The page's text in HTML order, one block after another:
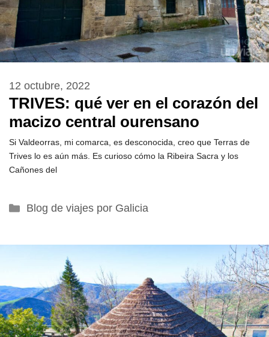
TRIVES: qué ver en el corazón del
macizo central ourensano
12 octubre, 2022
Si Valdeorras, mi comarca, es desconocida, creo que Terras de
Trives lo es aún más. Es curioso cómo la Ribeira Sacra y los
Cañones del
Categorías
Blog de viajes por Galicia